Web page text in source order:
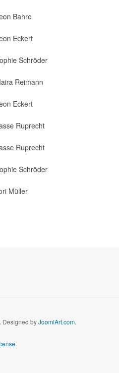
Bahro
Eckert
Schröder
Reimann
Eckert
Ruprecht
Ruprecht
Schröder
Müller
Designed byJoomlArt.com.